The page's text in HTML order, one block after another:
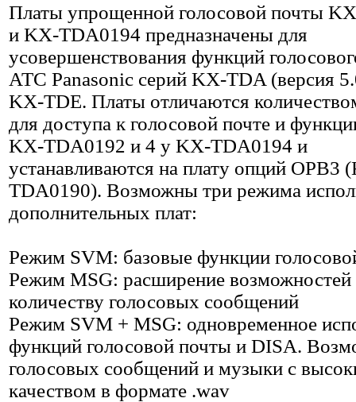
Платы упрощенной голосовой почты
и KX-TDA0194 предназначены для
усовершенствования функций
АТС Panasonic серий KX-TDA (версия
KX-TDE. Платы отличаются
для доступа к голосовой почте и
KX-TDA0192 и 4 у KX-TDA0194 и
устанавливаются на плату опций OPB3
TDA0190). Возможны три режима
дополнительных плат:
Режим SVM: базовые функции
Режим MSG: расширение
количеству голосовых сообщений
Режим SVM + MSG: одновременное
функций голосовой почты и DISA.
голосовых сообщений и музыки с
качеством в формате .wav